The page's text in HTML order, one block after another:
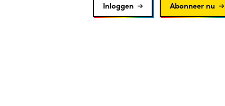
Inloggen Abonneer nu